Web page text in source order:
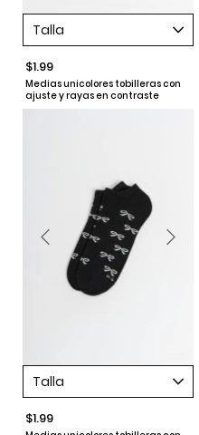
Talla
$1.99
Medias unicolores tobilleras con
ajuste y rayas en contraste
Talla
$1.99